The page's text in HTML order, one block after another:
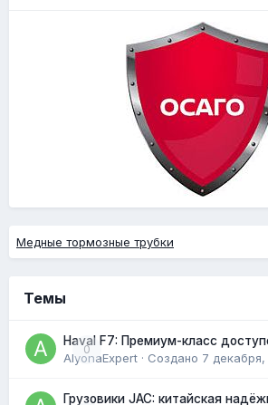
Медные тормозные трубки
Темы
0
Haval F7: Премиум-класс
AlyonaExpert · Создано 7
Грузовики JAC: китайская